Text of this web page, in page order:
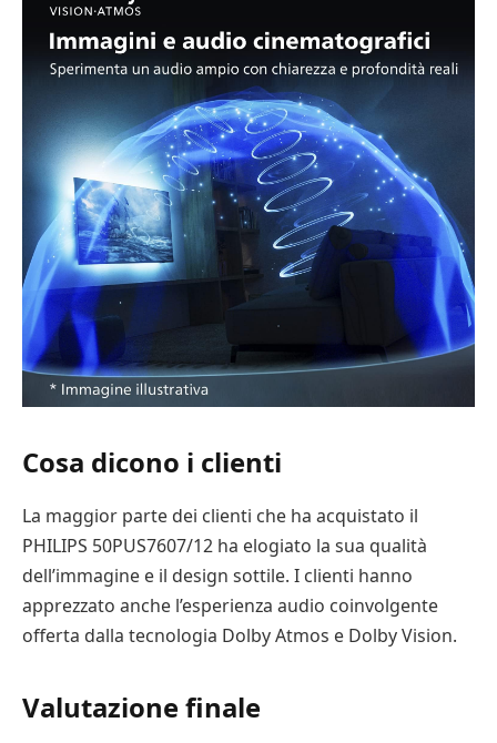
Cosa dicono i clienti
La maggior parte dei clienti che ha acquistato il
PHILIPS 50PUS7607/12 ha elogiato la sua qualità
dell’immagine e il design sottile. I clienti hanno
apprezzato anche l’esperienza audio coinvolgente
offerta dalla tecnologia Dolby Atmos e Dolby Vision.
Valutazione finale